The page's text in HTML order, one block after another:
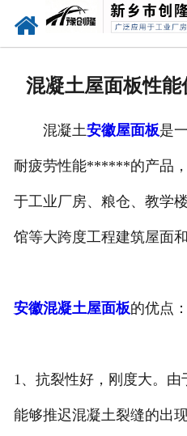
混凝土屋面板性
混凝土安徽屋面板是
耐疲劳性能******的产品
于工业厂房、粮仓、教学
馆等大跨度工程建筑屋面和
安徽混凝土屋面板的优点：
1、抗裂性好，刚度大。由
能够推迟混凝土裂缝的出